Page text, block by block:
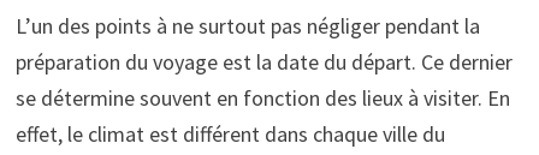
L’un des points à ne surtout pas négliger pendant la
préparation du voyage est la date du départ. Ce dernier
se détermine souvent en fonction des lieux à visiter. En
effet, le climat est différent dans chaque ville du